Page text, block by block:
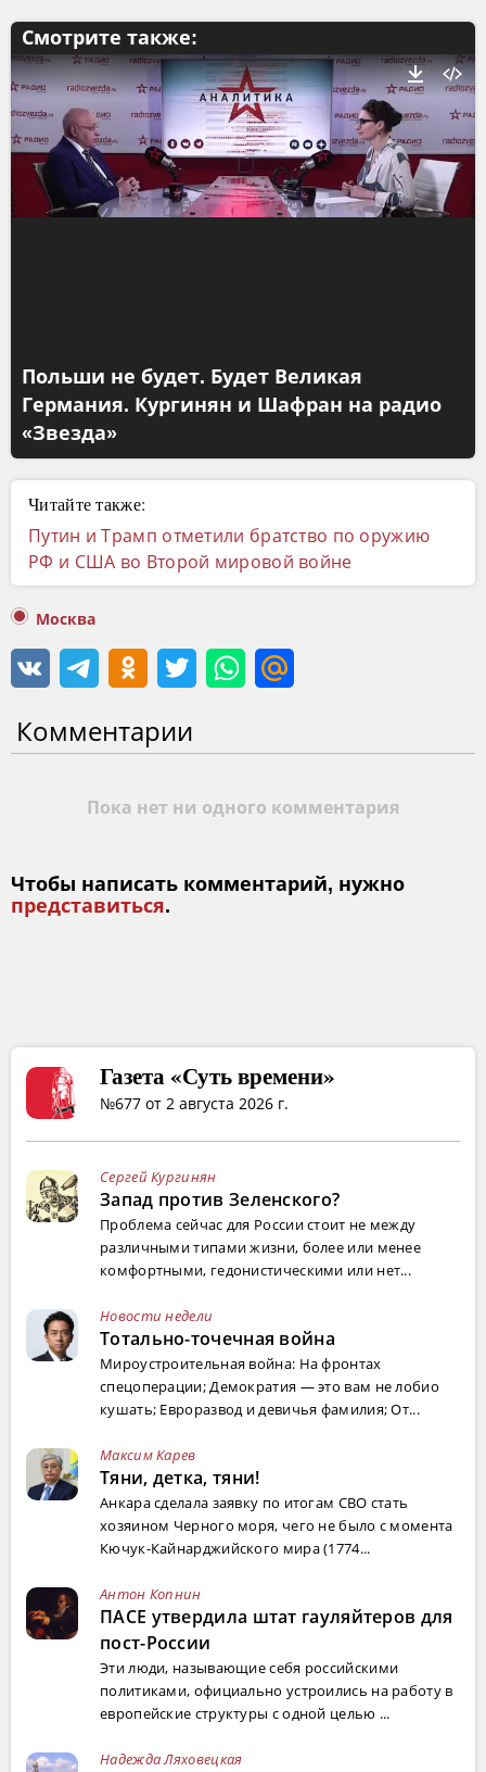
Смотрите также:
Польши не будет. Будет Великая
Германия. Кургинян и Шафран на радио
«Звезда»
Читайте также:
Путин и Трамп отметили братство по оружию
РФ и США во Второй мировой войне
Москва
Комментарии
Пока нет ни одного комментария
Чтобы написать комментарий, нужно
представиться.
Газета «Суть времени»
№677 от 2 августа 2026 г.
Сергей Кургинян
Запад против Зеленского?
Проблема сейчас для России стоит не между
различными типами жизни, более или менее
комфортными, гедонистическими или нет...
Новости недели
Тотально-точечная война
Мироустроительная война: На фронтах
спецоперации; Демократия — это вам не лобио
кушать; Евроразвод и девичья фамилия; От...
Максим Карев
Тяни, детка, тяни!
Анкара сделала заявку по итогам СВО стать
хозяином Черного моря, чего не было с момента
Кючук-Кайнарджийского мира (1774...
Антон Копнин
ПАСЕ утвердила штат гауляйтеров для
пост-России
Эти люди, называющие себя российскими
политиками, официально устроились на работу в
европейские структуры с одной целью ...
Надежда Ляховецкая